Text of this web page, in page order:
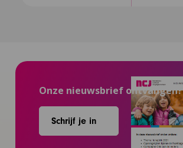
Onze nieuwsbrief ontvangen?
Schrijf je in